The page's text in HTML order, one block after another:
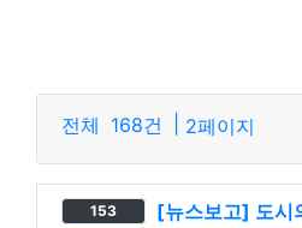
전체 168건 2페이지
153
[뉴스보고] 도시